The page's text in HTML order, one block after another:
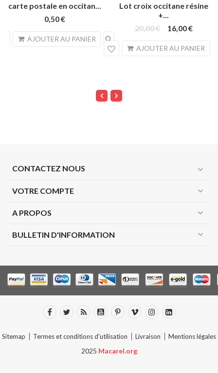
carte postale en occitan...
0,50 €
AJOUTER AU PANIER search
Lot croix occitane résine
+...
20,00 €
16,00 €
AJOUTER AU PANIER
CONTACTEZ NOUS expand_more
VOTRE COMPTE expand_more
A PROPOS expand_more
BULLETIN D'INFORMATION expand_more
Sitemap Termes et conditions d'utilisation Livraison Mentions légales
2025 Macarel.org